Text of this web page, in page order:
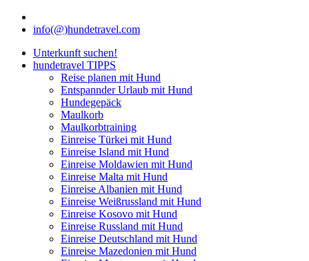
info(@)hundetravel.com
Unterkunft suchen!
hundetravel TIPPS
Reise planen mit Hund
Entspannder Urlaub mit Hund
Hundegepäck
Maulkorb
Maulkorbtraining
Einreise Türkei mit Hund
Einreise Island mit Hund
Einreise Moldawien mit Hund
Einreise Malta mit Hund
Einreise Albanien mit Hund
Einreise Weißrussland mit Hund
Einreise Kosovo mit Hund
Einreise Russland mit Hund
Einreise Deutschland mit Hund
Einreise Mazedonien mit Hund